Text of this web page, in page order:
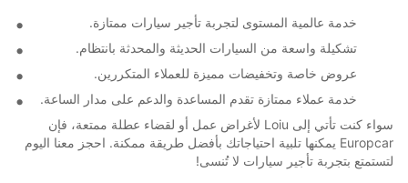
خدمة عالمية المستوى لتجربة تأجير سيارات ممتازة.
تشكيلة واسعة من السيارات الحديثة والمحدثة بانتظام.
عروض خاصة وتخفيضات مميزة للعملاء المتكررين.
خدمة عملاء ممتازة تقدم المساعدة والدعم على مدار الساعة.
سواء كنت تأتي إلى Loiu لأغراض عمل أو لقضاء عطلة ممتعة، فإن
Europcar يمكنها تلبية احتياجاتك بأفضل طريقة ممكنة. احجز معنا اليوم
لتستمتع بتجربة تأجير سيارات لا تُنسى!